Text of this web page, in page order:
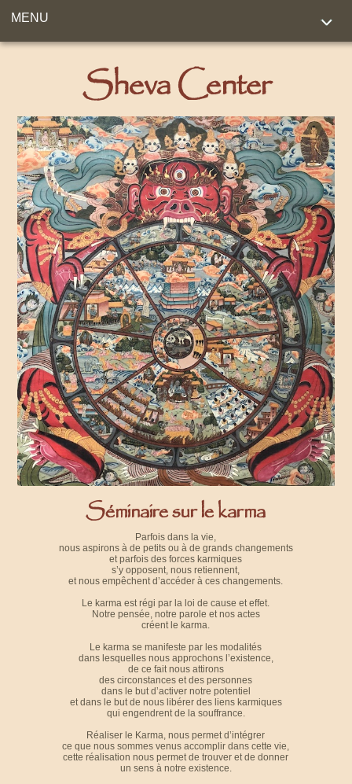
MENU
Sheva Center
Séminaire sur le karma
Parfois dans la vie,
nous aspirons à de petits ou à de grands changements
et parfois des forces karmiques
s’y opposent, nous retiennent,
et nous empêchent d’accéder à ces changements.
Le karma est régi par la loi de cause et effet.
Notre pensée, notre parole et nos actes
créent le karma.
Le karma se manifeste par les modalités
dans lesquelles nous approchons l’existence,
de ce fait nous attirons
des circonstances et des personnes
dans le but d’activer notre potentiel
et dans le but de nous libérer des liens karmiques
qui engendrent de la souffrance.
Réaliser le Karma, nous permet d’intégrer
ce que nous sommes venus accomplir dans cette vie,
cette réalisation nous permet de trouver et de donner
un sens à notre existence.